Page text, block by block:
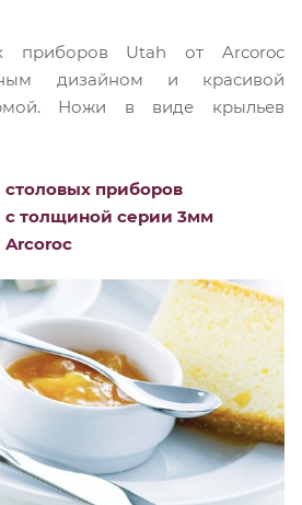
приборов Utah от Arcoroc
дизайном и красивой
Ножи в виде крыльев
приборов
толщиной серии 3мм